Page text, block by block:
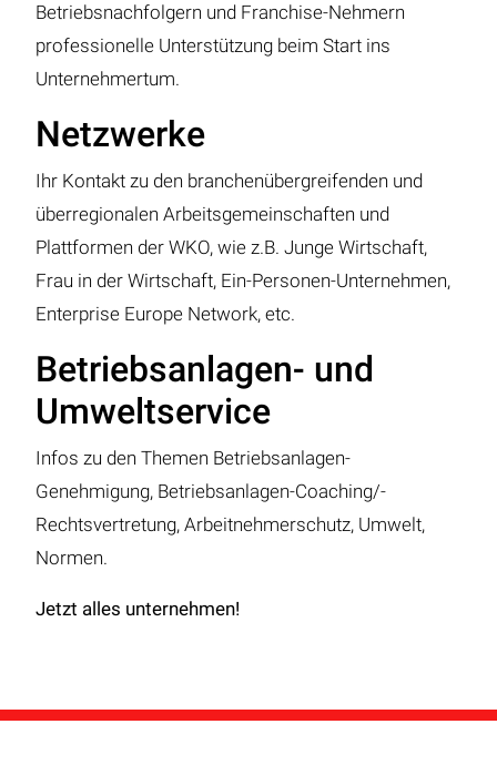
Betriebsnachfolgern und Franchise-Nehmern
professionelle Unterstützung beim Start ins
Unternehmertum.
Netzwerke
Ihr Kontakt zu den branchenübergreifenden und
überregionalen Arbeitsgemeinschaften und
Plattformen der WKO, wie z.B. Junge Wirtschaft,
Frau in der Wirtschaft, Ein-Personen-Unternehmen,
Enterprise Europe Network, etc.
Betriebsanlagen- und
Umweltservice
Infos zu den Themen Betriebsanlagen-
Genehmigung, Betriebsanlagen-Coaching/-
Rechtsvertretung, Arbeitnehmerschutz, Umwelt,
Normen.
Jetzt alles unternehmen!